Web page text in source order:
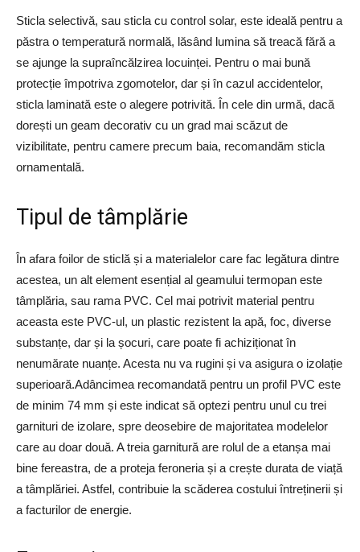
Sticla selectivă, sau sticla cu control solar, este ideală pentru a
păstra o temperatură normală, lăsând lumina să treacă fără a
se ajunge la supraîncălzirea locuinței. Pentru o mai bună
protecție împotriva zgomotelor, dar și în cazul accidentelor,
sticla laminată este o alegere potrivită. În cele din urmă, dacă
dorești un geam decorativ cu un grad mai scăzut de
vizibilitate, pentru camere precum baia, recomandăm sticla
ornamentală.
Tipul de tâmplărie
În afara foilor de sticlă și a materialelor care fac legătura dintre
acestea, un alt element esențial al geamului termopan este
tâmplăria, sau rama PVC. Cel mai potrivit material pentru
aceasta este PVC-ul, un plastic rezistent la apă, foc, diverse
substanțe, dar și la șocuri, care poate fi achiziționat în
nenumărate nuanțe. Acesta nu va rugini și va asigura o izolație
superioară.Adâncimea recomandată pentru un profil PVC este
de minim 74 mm și este indicat să optezi pentru unul cu trei
garnituri de izolare, spre deosebire de majoritatea modelelor
care au doar două. A treia garnitură are rolul de a etanșa mai
bine fereastra, de a proteja feroneria și a crește durata de viață
a tâmplăriei. Astfel, contribuie la scăderea costului întreținerii și
a facturilor de energie.